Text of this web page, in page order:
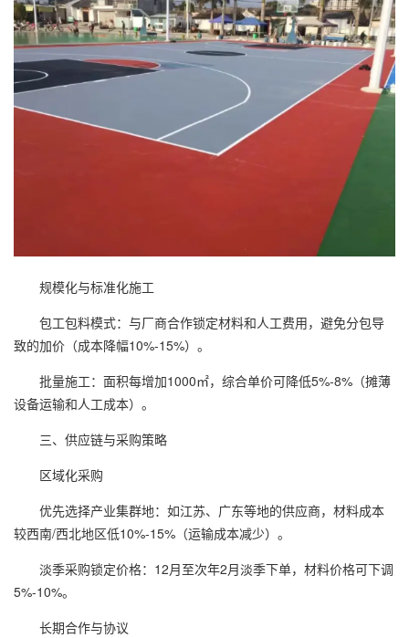
规模化与标准化施工
包工包料模式：与厂商合作锁定材料和人工费用，避免分包导
致的加价（成本降幅10%-15%）。
批量施工：面积每增加1000㎡，综合单价可降低5%-8%（摊薄
设备运输和人工成本）。
三、供应链与采购策略
区域化采购
优先选择产业集群地：如江苏、广东等地的供应商，材料成本
较西南/西北地区低10%-15%（运输成本减少）。
淡季采购锁定价格：12月至次年2月淡季下单，材料价格可下调
5%-10%。
长期合作与协议